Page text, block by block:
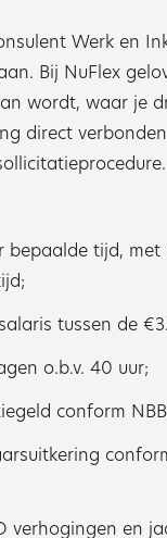
Werk en
Bij NuFlex
wordt, waar je
direct
bepaalde tijd,
tussen de
o.b.v. 40 uur;
conform
verhogingen en